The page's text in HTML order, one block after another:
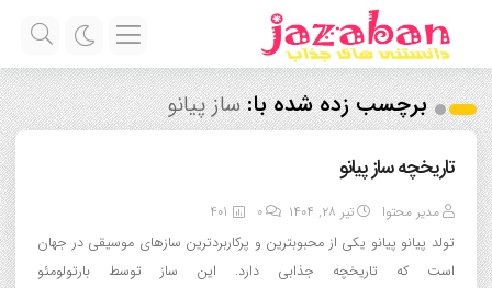
برچسب زده شده با:ساز پیانو
تاریخچه ساز پیانو
مدیر محتوا تیر ۲۸, ۱۴۰۴ 0
401
تولد پیانو پیانو یکی از محبوبترین و پرکاربردترین سازهای موسیقی در جهان
است که تاریخچه جذابی دارد. این ساز توسط بارتولومئو